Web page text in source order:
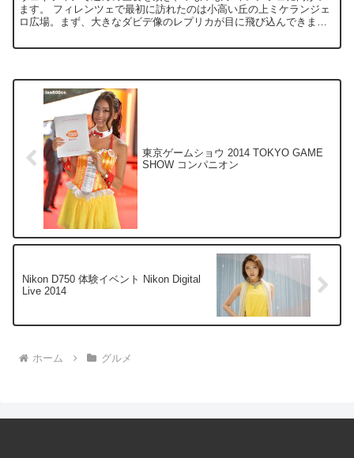
ます。 フィレンツェで最初に訪れたのは小高い丘の上ミケランジェ
ロ広場。まず、大きなダビデ像のレプリカが目に飛び込んできま
東京ゲームショウ 2014 TOKYO GAME
SHOW コンパニオン
Nikon D750 体験イベント Nikon Digital
Live 2014
ホーム グルメ